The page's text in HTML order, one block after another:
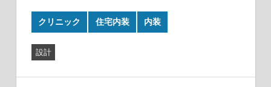
クリニック 住宅内装 内装
設計